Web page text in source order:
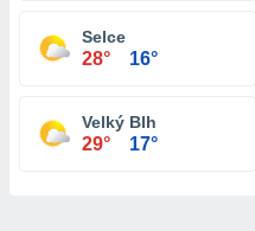
Selce
28° 16°
Velký Blh
29° 17°